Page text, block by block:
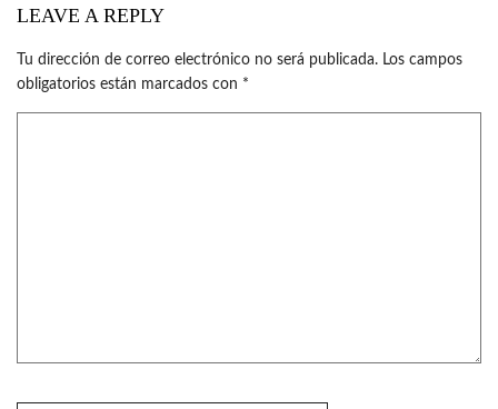
LEAVE A REPLY
Tu dirección de correo electrónico no será publicada. Los campos
obligatorios están marcados con *